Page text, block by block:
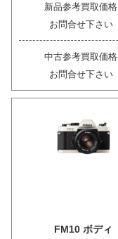
新品参考買取価格
お問合せ下さい
中古参考買取価格
お問合せ下さい
FM10 ボディ